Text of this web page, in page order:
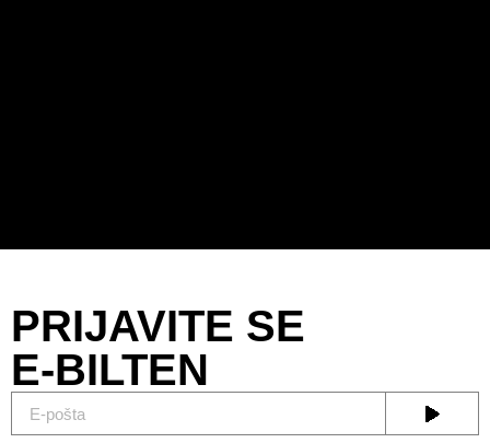
PRIJAVITE SE
E-BILTEN